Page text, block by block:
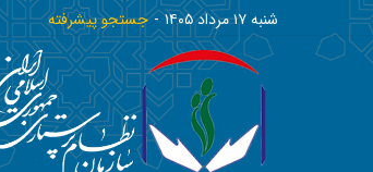
شنبه ١٧ مرداد ١٤٠٥ جستجو پیشرفته